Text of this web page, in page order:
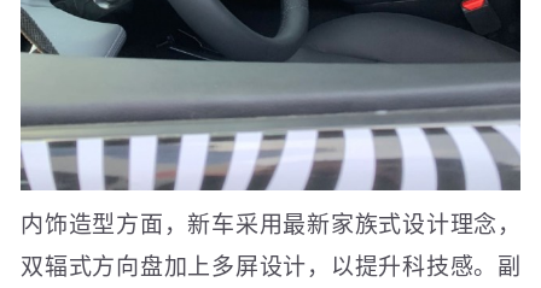
内饰造型方面，新车采用最新家族式设计理念，
双辐式方向盘加上多屏设计，以提升科技感。副